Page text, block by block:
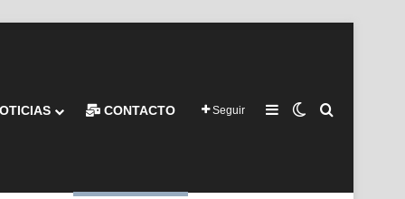
CONTACTO Seguir Barra lateral
Switch skin